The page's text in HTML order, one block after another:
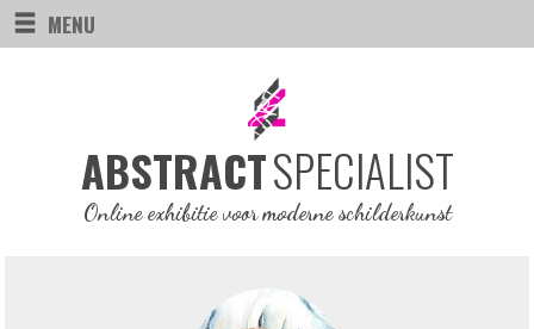
MENU
ABSTRACTSPECIALIST
Online exhibitie voor moderne schilderkunst